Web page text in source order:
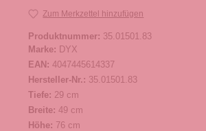
Zum Merkzettel hinzufügen
Produktnummer: 35.01501.83
Marke: DYX
EAN: 4047445614337
Hersteller-Nr.: 35.01501.83
Tiefe: 29 cm
Breite: 49 cm
Höhe: 76 cm